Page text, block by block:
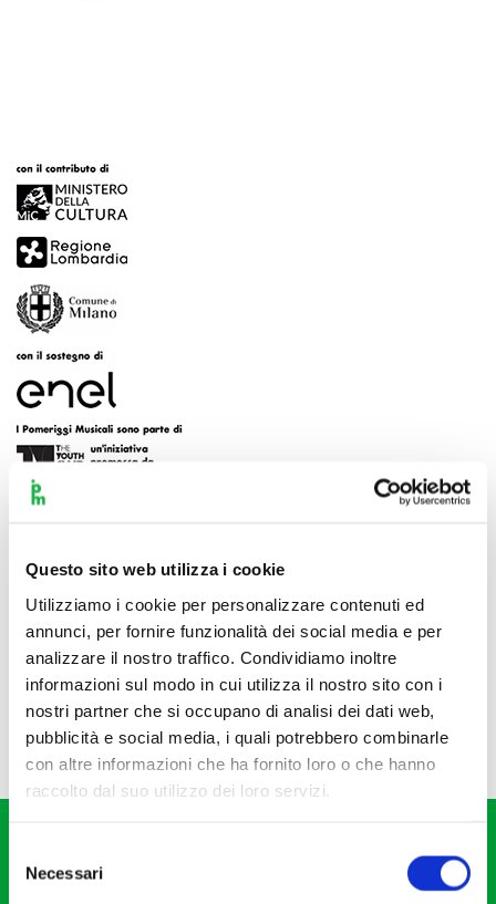
Questo sito web utilizza i cookie
Utilizziamo i cookie per personalizzare contenuti ed
annunci, per fornire funzionalità dei social media e per
analizzare il nostro traffico. Condividiamo inoltre
informazioni sul modo in cui utilizza il nostro sito con i
nostri partner che si occupano di analisi dei dati web,
pubblicità e social media, i quali potrebbero combinarle
con altre informazioni che ha fornito loro o che hanno
raccolto dal suo utilizzo dei loro servizi.
delNecessari